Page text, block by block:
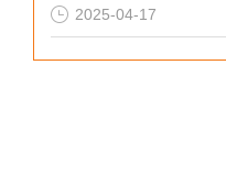
2025-04-17